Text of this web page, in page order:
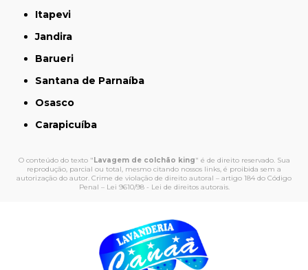
Itapevi
Jandira
Barueri
Santana de Parnaíba
Osasco
Carapicuíba
O conteúdo do texto " Lavagem de colchão king" é de direito reservado. Sua
reprodução, parcial ou total, mesmo citando nossos links, é proibida sem a
autorização do autor. Crime de violação de direito autoral – artigo 184 do Código
Penal – Lei 9610/98 - Lei de direitos autorais.